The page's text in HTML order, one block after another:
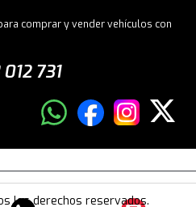
comprar y vender vehículos con
731
los derechos reservados.